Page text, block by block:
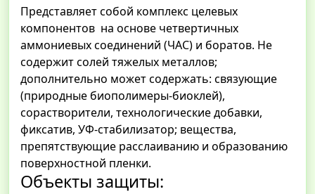
Представляет собой комплекс целевых
компонентов на основе четвертичных
аммониевых соединений (ЧАС) и боратов. Не
содержит солей тяжелых металлов;
дополнительно может содержать: связующие
(природные биополимеры-биоклей),
сорастворители, технологические добавки,
фиксатив, УФ-стабилизатор; вещества,
препятствующие расслаиванию и образованию
поверхностной пленки.
Объекты защиты: